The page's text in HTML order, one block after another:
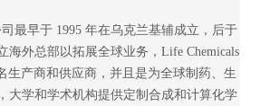
司最早于 1995 年在乌克兰基辅成立，后于
海外总部以拓展全球业务，Life Chemicals
生产商和供应商，并且是为全球制药、生
大学和学术机构提供定制合成和计算化学